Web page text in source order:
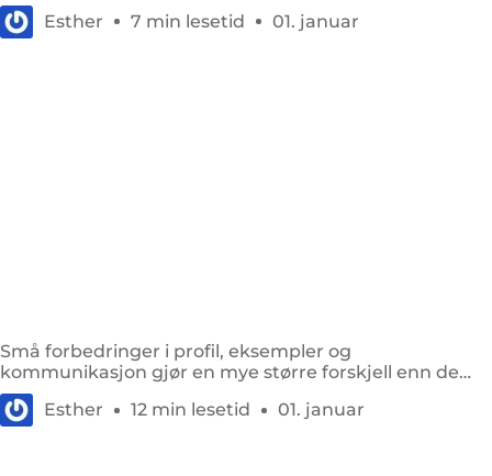
Esther
7 min lesetid 01. januar
Små forbedringer i profil, eksempler og
kommunikasjon gjør en mye større forskjell enn de
fleste skapere forventer.
Esther
12 min lesetid 01. januar